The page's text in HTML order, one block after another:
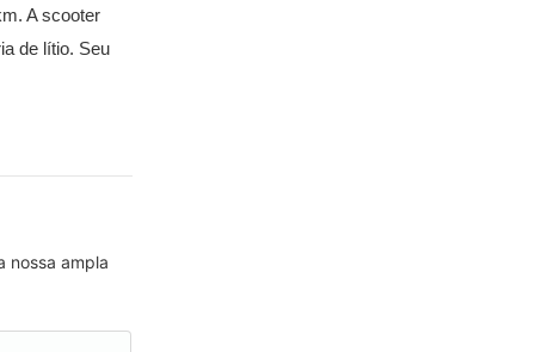
A scooter
de lítio. Seu
nossa ampla